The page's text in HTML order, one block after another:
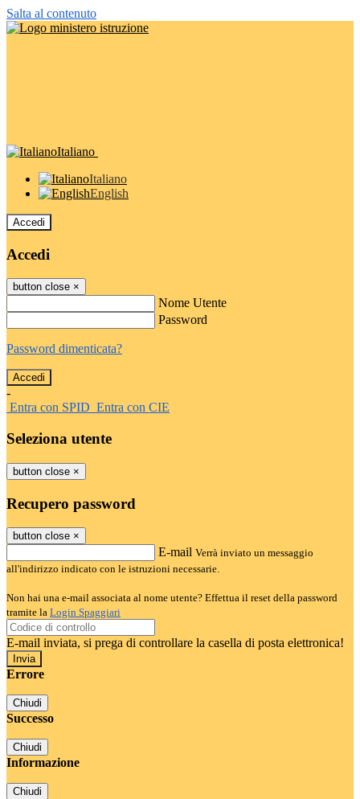
Salta al contenuto
Italiano
Italiano
English
Accedi
Accedi
button close ×
Nome Utente
Password
Password dimenticata?
-
Entra con SPID Entra con CIE
Seleziona utente
button close ×
Recupero password
button close ×
E-mail Verrà inviato un messaggio
all'indirizzo indicato con le istruzioni necessarie.
Non hai una e-mail associata al nome utente? Effettua il reset della password
tramite la Login Spaggiari
E-mail inviata, si prega di controllare la casella di posta elettronica!
Errore
Chiudi
Successo
Chiudi
Informazione
Chiudi